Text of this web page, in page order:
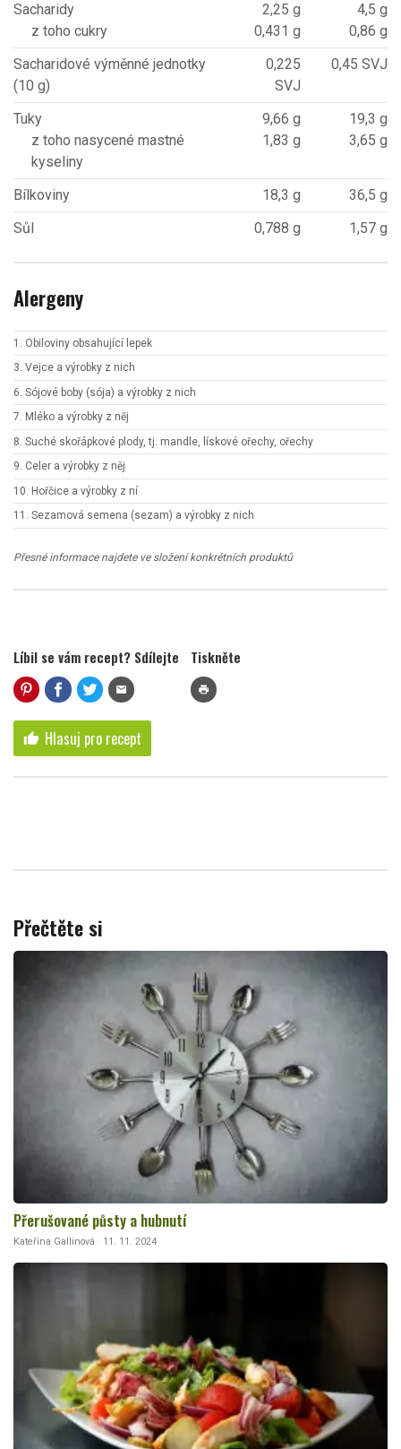
Sacharidy
z toho cukry
2,25 g
0,431 g
4,5 g
0,86 g
Sacharidové výměnné jednotky
(10 g)
0,225
SVJ
0,45 SVJ
Tuky
z toho nasycené mastné
kyseliny
9,66 g
1,83 g
19,3 g
3,65 g
Bílkoviny 18,3 g
36,5 g
Sůl
0,788 g 1,57 g
Alergeny
1. Obiloviny obsahující lepek
3. Vejce a výrobky z nich
6. Sójové boby (sója) a výrobky z nich
7. Mléko a výrobky z něj
8. Suché skořápkové plody, tj. mandle, lískové ořechy, ořechy
9. Celer a výrobky z něj
10. Hořčice a výrobky z ní
11. Sezamová semena (sezam) a výrobky z nich
Přesné informace najdete ve složení konkrétních produktů
Líbil se vám recept? Sdílejte
mail
Tiskněte
print
thumb_up Hlasuj pro recept
Přečtěte si
Přerušované půsty a hubnutí
Kateřina Gallinová · 11. 11. 2024